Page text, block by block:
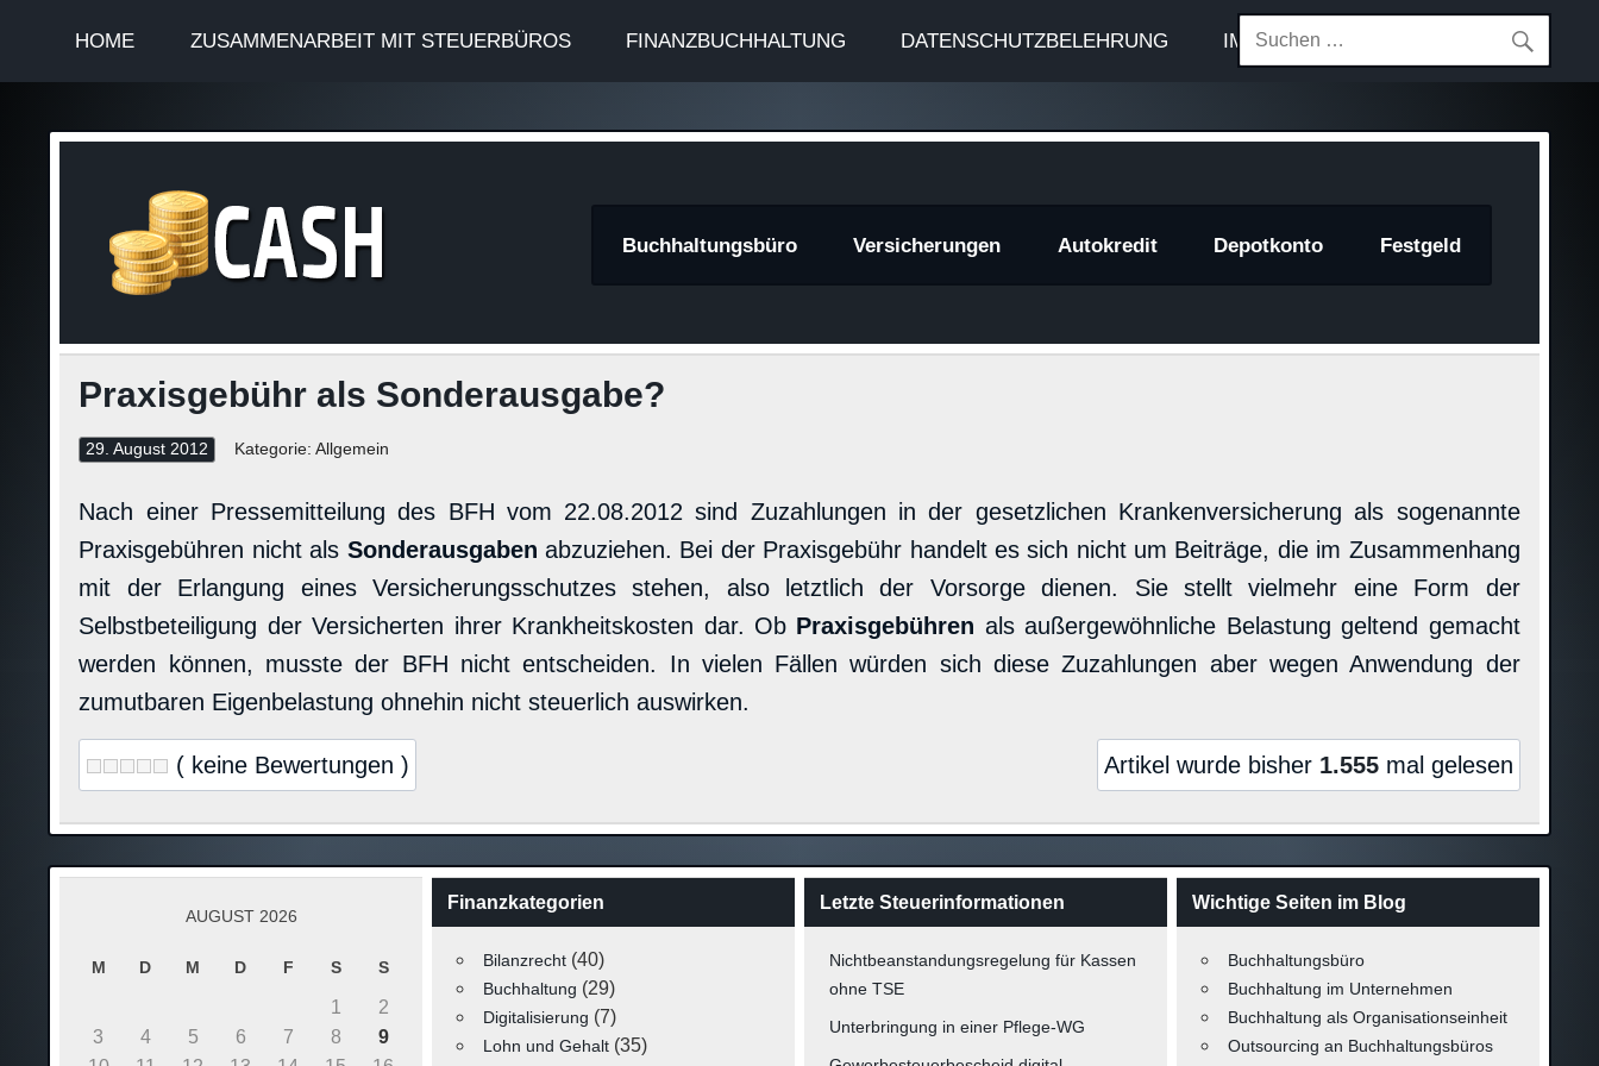
HOME ZUSAMMENARBEIT MIT STEUERBÜROS FINANZBUCHHALTUNG DATENSCHUTZBELEHRUNG IMPRESSUM
Buchhaltungsbüro Versicherungen Autokredit Depotkonto Festgeld
Praxisgebühr als Sonderausgabe?
29. August 2012 Kategorie: Allgemein
Nach einer Pressemitteilung des BFH vom 22.08.2012 sind Zuzahlungen in der gesetzlichen Krankenversicherung als sogenannte
Praxisgebühren nicht als Sonderausgaben abzuziehen. Bei der Praxisgebühr handelt es sich nicht um Beiträge, die im Zusammenhang
mit der Erlangung eines Versicherungsschutzes stehen, also letztlich der Vorsorge dienen. Sie stellt vielmehr eine Form der
Selbstbeteiligung der Versicherten ihrer Krankheitskosten dar. Ob Praxisgebühren als außergewöhnliche Belastung geltend gemacht
werden können, musste der BFH nicht entscheiden. In vielen Fällen würden sich diese Zuzahlungen aber wegen Anwendung der
zumutbaren Eigenbelastung ohnehin nicht steuerlich auswirken.
( keine Bewertungen ) Artikel wurde bisher 1.555mal gelesen
AUGUST 2026
M D M D F S S
1
2
3
4 5 6 7 8
9
Finanzkategorien
Bilanzrecht(40)
Buchhaltung (29)
Digitalisierung (7)
Lohn und Gehalt(35)
Letzte Steuerinformationen
Nichtbeanstandungsregelung für Kassen
ohne TSE
Unterbringung in einer Pflege-WG
Wichtige Seiten im Blog
Buchhaltungsbüro
Buchhaltung im Unternehmen
Buchhaltung als Organisationseinheit
Outsourcing an Buchhaltungsbüros